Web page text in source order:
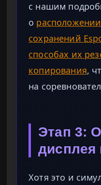
с нашим
о
сохранений
способах их
копирования,
на
Этап 3:
дисплея
Хотя это и